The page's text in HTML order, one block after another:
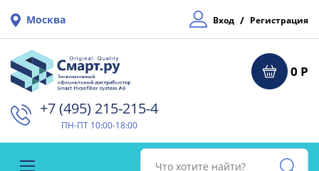
Москва Вход / Регистрация
0 Р
+7 (495) 215-215-4⁠
ПН-ПТ 10:00-18:00